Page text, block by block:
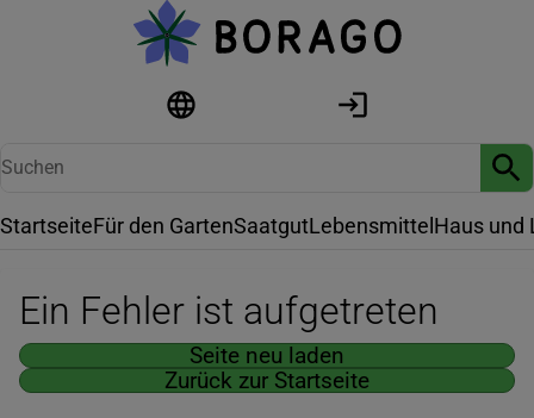
StartseiteFür den GartenSaatgutLebensmittel Haus und
Ein Fehler ist aufgetreten
Seite neu laden
Zurück zur Startseite